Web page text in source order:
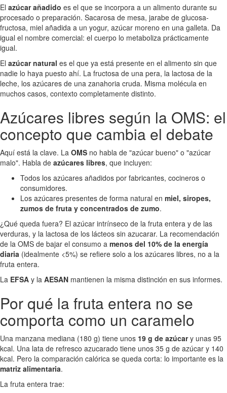
El azúcar añadido es el que se incorpora a un alimento durante su
procesado o preparación. Sacarosa de mesa, jarabe de glucosa-
fructosa, miel añadida a un yogur, azúcar moreno en una galleta. Da
igual el nombre comercial: el cuerpo lo metaboliza prácticamente
igual.
El azúcar natural es el que ya está presente en el alimento sin que
nadie lo haya puesto ahí. La fructosa de una pera, la lactosa de la
leche, los azúcares de una zanahoria cruda. Misma molécula en
muchos casos, contexto completamente distinto.
Azúcares libres según la OMS: el
concepto que cambia el debate
Aquí está la clave. La OMS no habla de "azúcar bueno" o "azúcar
malo". Habla de azúcares libres, que incluyen:
Todos los azúcares añadidos por fabricantes, cocineros o
consumidores.
Los azúcares presentes de forma natural en miel, siropes,
zumos de fruta y concentrados de zumo.
¿Qué queda fuera? El azúcar intrínseco de la fruta entera y de las
verduras, y la lactosa de los lácteos sin azucarar. La recomendación
de la OMS de bajar el consumo a menos del 10% de la energía
diaria (idealmente <5%) se refiere solo a los azúcares libres, no a la
fruta entera.
La EFSA y la AESAN mantienen la misma distinción en sus informes.
Por qué la fruta entera no se
comporta como un caramelo
Una manzana mediana (180 g) tiene unos 19 g de azúcary unas 95
kcal. Una lata de refresco azucarado tiene unos 35 g de azúcar y 140
kcal. Pero la comparación calórica se queda corta: lo importante es la
matriz alimentaria.
La fruta entera trae: